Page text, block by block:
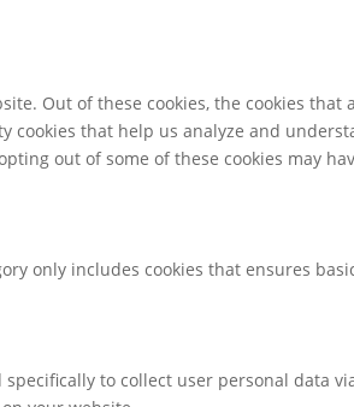
Out of these cookies, the cookies
that help us analyze and
out of some of these cookies may
only includes cookies that ensures
to collect user personal data